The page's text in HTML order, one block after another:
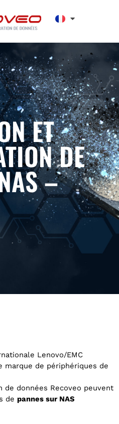
ET
DE
–
Lenovo/EMC
marque de périphériques de
de données Recoveo peuvent
de pannes sur NAS